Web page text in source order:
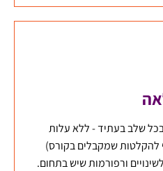
שלב בעתיד - ללא עלות
להקלטות שמקבלים בקורס)
ורפורמות שיש בתחום.